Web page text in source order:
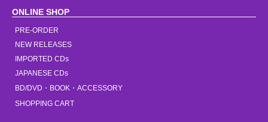
ONLINE SHOP
PRE-ORDER
NEW RELEASES
IMPORTED CDs
JAPANESE CDs
BD/DVD・BOOK・ACCESSORY
SHOPPING CART